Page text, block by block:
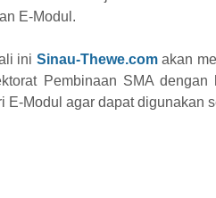
E-Modul.
ini Sinau-Thewe.comakan
Pembinaan SMA dengan
E-Modul agar dapat digunakan